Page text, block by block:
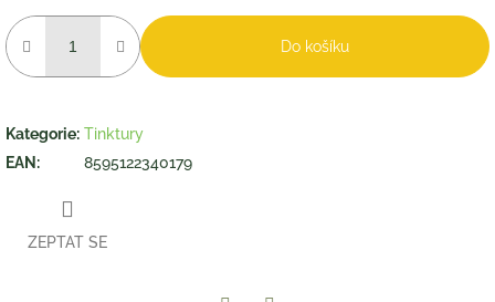
Do košíku
Kategorie: Tinktury
EAN : 8595122340179
ZEPTAT SE